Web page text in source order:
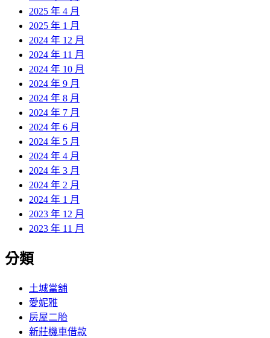
2025 年 4 月
2025 年 1 月
2024 年 12 月
2024 年 11 月
2024 年 10 月
2024 年 9 月
2024 年 8 月
2024 年 7 月
2024 年 6 月
2024 年 5 月
2024 年 4 月
2024 年 3 月
2024 年 2 月
2024 年 1 月
2023 年 12 月
2023 年 11 月
分類
土城當舖
愛妮雅
房屋二胎
新莊機車借款